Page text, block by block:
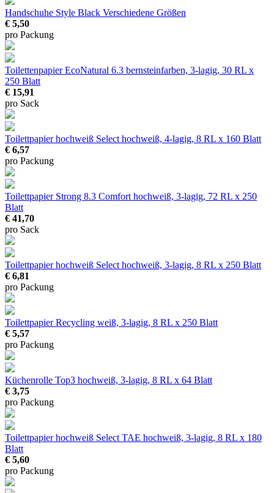
Handschuhe Style Black Verschiedene Größen
€ 5,50
pro Packung
Toilettenpapier EcoNatural 6.3 bernsteinfarben, 3-lagig, 30 RL x
250 Blatt
€ 15,91
pro Sack
Toilettpapier hochweiß Select hochweiß, 4-lagig, 8 RL x 160 Blatt
€ 6,57
pro Packung
Toilettpapier Strong 8.3 Comfort hochweiß, 3-lagig, 72 RL x 250
Blatt
€ 41,70
pro Sack
Toilettpapier hochweiß Select hochweiß, 3-lagig, 8 RL x 250 Blatt
€ 6,81
pro Packung
Toilettpapier Recycling weiß, 3-lagig, 8 RL x 250 Blatt
€ 5,57
pro Packung
Küchenrolle Top3 hochweiß, 3-lagig, 8 RL x 64 Blatt
€ 3,75
pro Packung
Toilettpapier hochweiß Select TAE hochweiß, 3-lagig, 8 RL x 180
Blatt
€ 5,60
pro Packung